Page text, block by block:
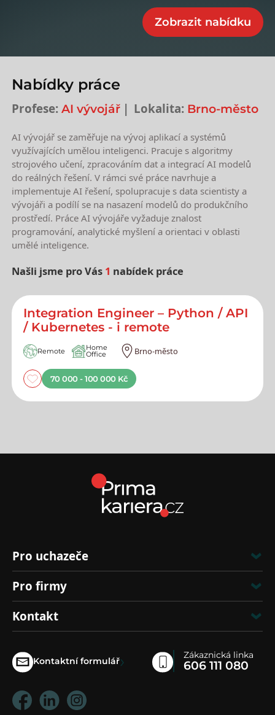
Nabídky práce
Profese: AI vývojář Lokalita: Brno-město
AI vývojář se zaměřuje na vývoj aplikací a systémů
využívajících umělou inteligenci. Pracuje s algoritmy
strojového učení, zpracováním dat a integrací AI modelů
do reálných řešení. V rámci své práce navrhuje a
implementuje AI řešení, spolupracuje s data scientisty a
vývojáři a podílí se na nasazení modelů do produkčního
prostředí. Práce AI vývojáře vyžaduje znalost
programování, analytické myšlení a orientaci v oblasti
umělé inteligence.
Našli jsme pro Vás 1 nabídek práce
Nejnovější nabídky práce
Integration Engineer – Python / API
/ Kubernetes - i remote
Remote Home
Office Brno-město
70 000 - 100 000 Kč
Pro uchazeče
Pro firmy
Kontakt
Kontaktní formulář› Zákaznická linka
606 111 080